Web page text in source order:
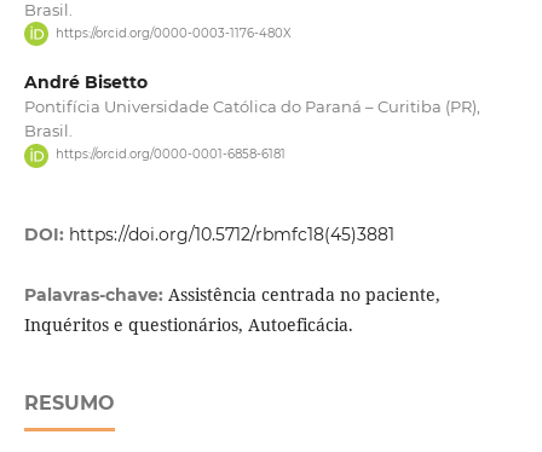
Brasil.
https://orcid.org/0000-0003-1176-480X
André Bisetto
Pontifícia Universidade Católica do Paraná – Curitiba (PR),
Brasil.
https://orcid.org/0000-0001-6858-6181
DOI: https://doi.org/10.5712/rbmfc18(45)3881
Palavras-chave: Assistência centrada no paciente,
Inquéritos e questionários, Autoeficácia.
RESUMO